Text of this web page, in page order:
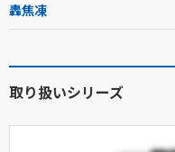
轟焦凍
取り扱いシリーズ